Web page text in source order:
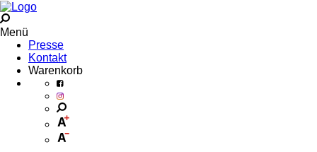
Menü
Presse
Kontakt
Warenkorb